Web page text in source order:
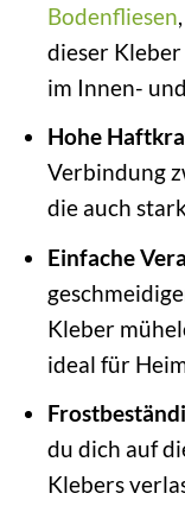
Bodenfliesen
dieser
im Innen-
Hohe
Verbindung
die auch
Einfache
Kleber
ideal für
du dich auf
Klebers